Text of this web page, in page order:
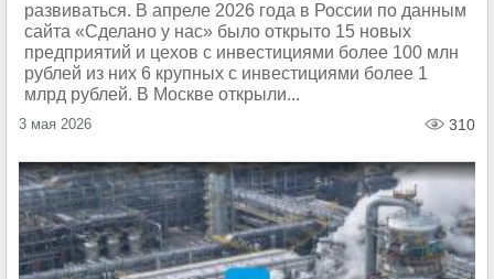
развиваться. В апреле 2026 года в России по данным
сайта «Сделано у нас» было открыто 15 новых
предприятий и цехов с инвестициями более 100 млн
рублей из них 6 крупных с инвестициями более 1
млрд рублей. В Москве открыли...
3 мая 2026 310